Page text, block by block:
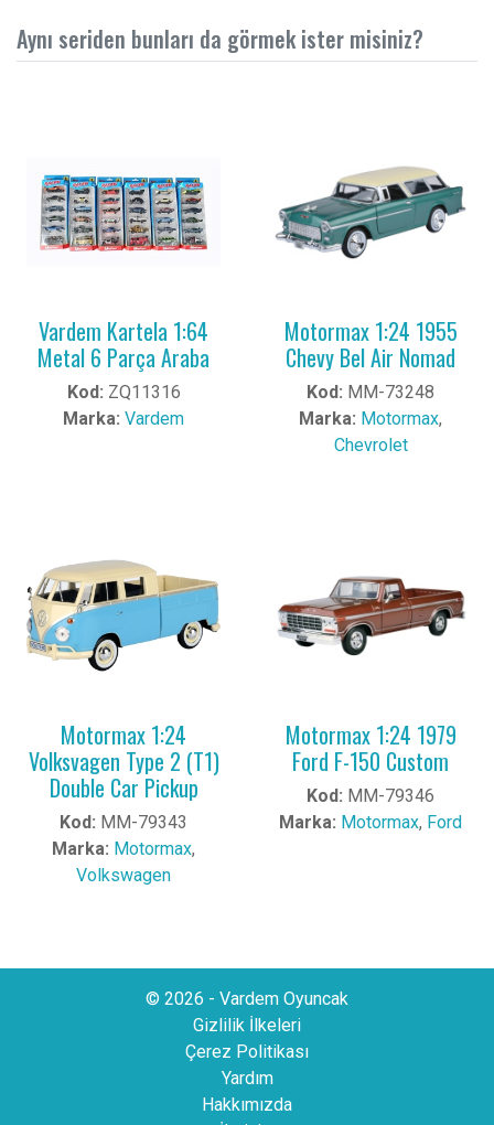
Aynı seriden bunları da görmek ister misiniz?
Vardem Kartela 1:64
Metal 6 Parça Araba
Kod: ZQ11316
Marka: Vardem
Motormax 1:24 1955
Chevy Bel Air Nomad
Kod: MM-73248
Marka: Motormax,
Chevrolet
Motormax 1:24
Volksvagen Type 2 (T1)
Double Car Pickup
Kod: MM-79343
Marka: Motormax,
Volkswagen
Motormax 1:24 1979
Ford F-150 Custom
Kod: MM-79346
Marka: Motormax, Ford
© 2026 - Vardem Oyuncak
Gizlilik İlkeleri
Çerez Politikası
Yardım
Hakkımızda